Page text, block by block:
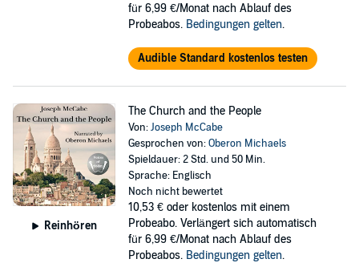
für 6,99 €/Monat nach Ablauf des
Probeabos. Bedingungen gelten.
Audible Standard kostenlos testen
Reinhören
The Church and the People
Von:Joseph McCabe
Gesprochen von:Oberon Michaels
Spieldauer: 2 Std. und 50 Min.
Sprache: Englisch
Noch nicht bewertet
10,53 € oder kostenlos mit einem
Probeabo. Verlängert sich automatisch
für 6,99 €/Monat nach Ablauf des
Probeabos. Bedingungen gelten.